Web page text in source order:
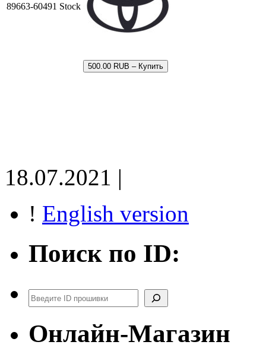
89663-60491 Stock
500.00 RUB – Купить
18.07.2021 |
! English version
Поиск по ID:
Поиск
Онлайн-Магазин